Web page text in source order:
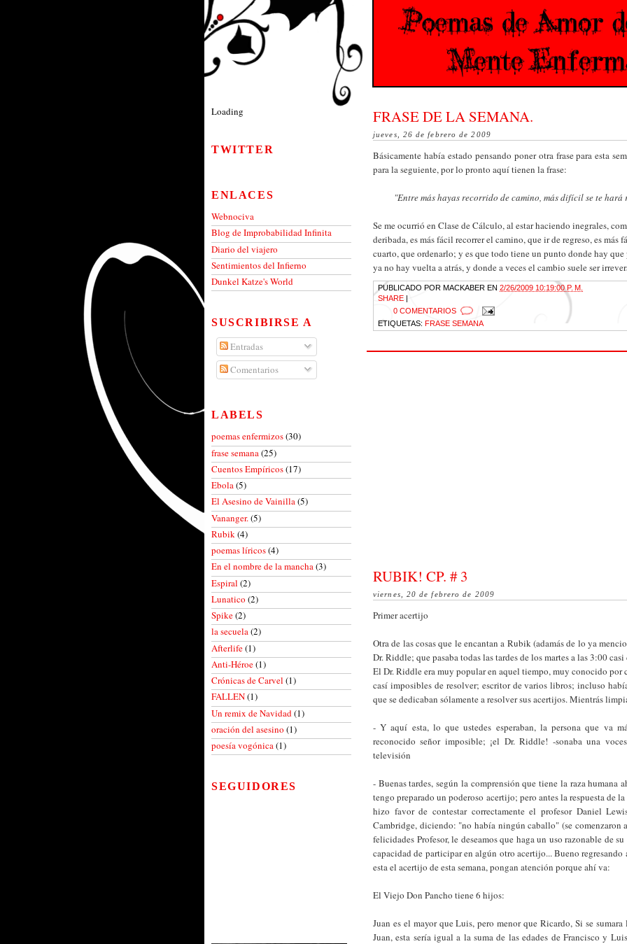
FRASE DE LA SEMANA.
jueves, 26 de febrero de 2009
Básicamente había estado pensando poner otra frase para esta
para la seguiente, por lo pronto aquí tienen la frase:
"Entre más hayas recorrido de camino, más difícil se te
Se me ocurrió en Clase de Cálculo, al estar haciendo inegrales,
deribada, es más fácil recorrer el camino, que ir de regreso, es más
cuarto, que ordenarlo; y es que todo tiene un punto donde hay que
ya no hay vuelta a atrás, y donde a veces el cambio suele ser
PUBLICADO POR MACKABER EN 2/26/2009 10:19:00 P. M.
SHARE
0 COMENTARIOS
ETIQUETAS: FRASE SEMANA
RUBIK! CP. # 3
viernes, 20 de febrero de 2009
Primer acertijo
Otra de las cosas que le encantan a Rubik (adamás de lo ya
Dr. Riddle; que pasaba todas las tardes de los martes a las 3:00
El Dr. Riddle era muy popular en aquel tiempo, muy conocido por
casí imposibles de resolver; escritor de varios libros; incluso
que se dedicaban sólamente a resolver sus acertijos. Mientrás
- Y aquí esta, lo que ustedes esperaban, la persona que va
reconocido señor imposible; ¡el Dr. Riddle! -sonaba una
televisión
- Buenas tardes, según la comprensión que tiene la raza humana
tengo preparado un poderoso acertijo; pero antes la respuesta de la
hizo favor de contestar correctamente el profesor Daniel
Cambridge, diciendo: "no había ningún caballo" (se comenzaron
felicidades Profesor, le deseamos que haga un uso razonable de
capacidad de participar en algún otro acertijo... Bueno
esta el acertijo de esta semana, pongan atención porque ahí va:
El Viejo Don Pancho tiene 6 hijos:
Juan es el mayor que Luis, pero menor que Ricardo, Si se
Juan, esta sería igual a la suma de las edades de Francisco y
Loading
TWITTER
ENLACES
Webnociva
Blog de Improbabilidad Infinita
Diario del viajero
Sentimientos del Infierno
Dunkel Katze's World
SUSCRIBIRSE A
Entradas
Comentarios
LABELS
poemas enfermizos(30)
frase semana (25)
Cuentos Empíricos(17)
Ebola(5)
El Asesino de Vainilla(5)
Vananger. (5)
Rubik(4)
poemas líricos(4)
En el nombre de la mancha(3)
Espiral (2)
Lunatico (2)
Spike(2)
la secuela(2)
Afterlife(1)
Anti-Héroe(1)
Crónicas de Carvel (1)
FALLEN(1)
Un remix de Navidad (1)
oración del asesino (1)
poesía vogónica(1)
SEGUIDORES